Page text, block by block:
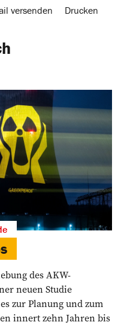
versenden Drucken
des AKW-
neuen Studie
zur Planung und zum
innert zehn Jahren bis